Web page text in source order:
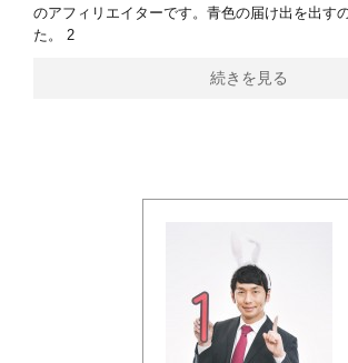
のアフィリエイターです。青色の届け出を出す
た。 2
続きを見る